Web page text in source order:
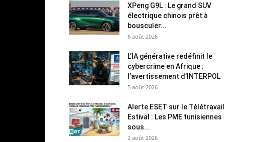
XPeng G9L : Le grand SUV
électrique chinois prêt à
bousculer...
6 août 2026
L’IA générative redéfinit le
cybercrime en Afrique :
l’avertissement d’INTERPOL
5 août 2026
Alerte ESET sur le Télétravail
Estival : Les PME tunisiennes
sous...
2 août 2026